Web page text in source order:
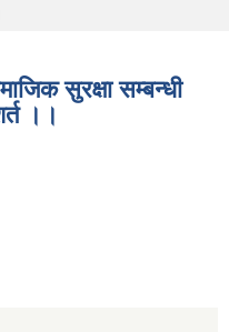
सुरक्षा सम्बन्धी
।।